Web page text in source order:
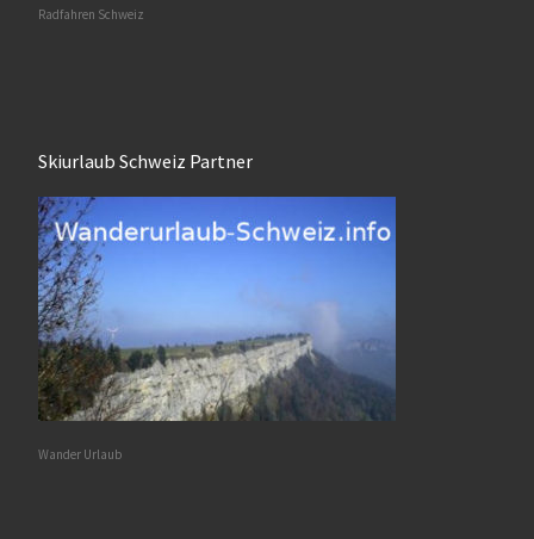
Radfahren Schweiz
Skiurlaub Schweiz Partner
Wander Urlaub